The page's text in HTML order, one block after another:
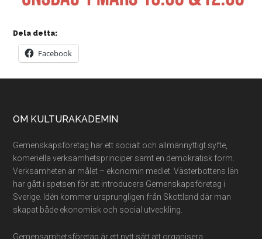
Dela detta:
Facebook
Footer
OM KULTURAKADEMIN
Gemenskapsföretag har ett socialt och allmännyttigt syfte,
komeriella verksamhetsprinciper samt en demokratisk form.
Verksamheten är målet – ekonomin medlet. Västerbottens län
har gått i spetsen för att introducera Gemenskapsföretag i
Sverige. Idén kommer ursprungligen från Skottland där man
skapat både ekonomisk och social utveckling.
Gemensamhetsföretag är ett nytt sätt att organisera